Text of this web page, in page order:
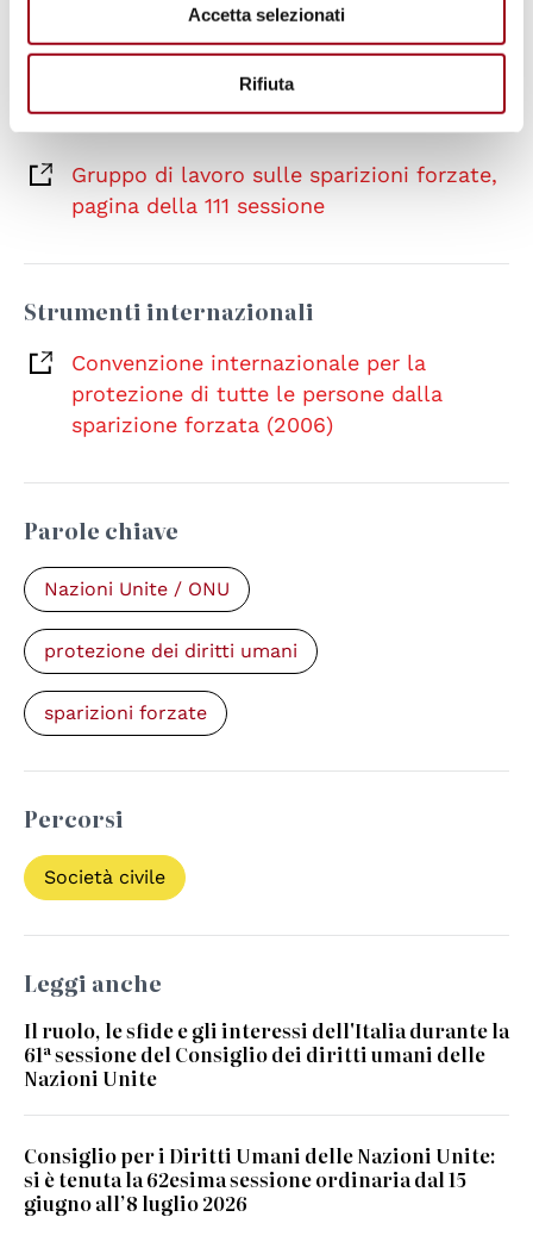
Accetta selezionati
Rifiuta
Nazioni Unite, Gruppo di lavoro sulle
sparizioni forzate
Gruppo di lavoro sulle sparizioni forzate,
pagina della 111 sessione
Strumenti internazionali
Convenzione internazionale per la
protezione di tutte le persone dalla
sparizione forzata (2006)
Parole chiave
Nazioni Unite / ONU
protezione dei diritti umani
sparizioni forzate
Percorsi
Società civile
Leggi anche
Il ruolo, le sfide e gli interessi dell'Italia durante la
61ª sessione del Consiglio dei diritti umani delle
Nazioni Unite
Consiglio per i Diritti Umani delle Nazioni Unite:
si è tenuta la 62esima sessione ordinaria dal 15
giugno all’8 luglio 2026